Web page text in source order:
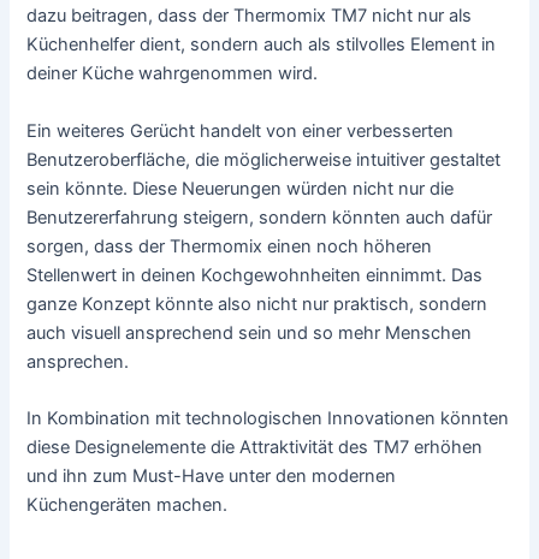
dazu beitragen, dass der Thermomix TM7 nicht nur als
Küchenhelfer dient, sondern auch als stilvolles Element in
deiner Küche wahrgenommen wird.
Ein weiteres Gerücht handelt von einer verbesserten
Benutzeroberfläche, die möglicherweise intuitiver gestaltet
sein könnte. Diese Neuerungen würden nicht nur die
Benutzererfahrung steigern, sondern könnten auch dafür
sorgen, dass der Thermomix einen noch höheren
Stellenwert in deinen Kochgewohnheiten einnimmt. Das
ganze Konzept könnte also nicht nur praktisch, sondern
auch visuell ansprechend sein und so mehr Menschen
ansprechen.
In Kombination mit technologischen Innovationen könnten
diese Designelemente die Attraktivität des TM7 erhöhen
und ihn zum Must-Have unter den modernen
Küchengeräten machen.